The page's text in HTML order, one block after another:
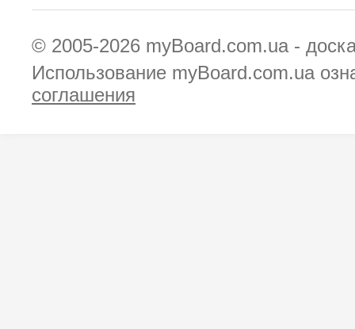
© 2005-2026 myBoard.com.ua -
Использование myBoard.com.ua
соглашения